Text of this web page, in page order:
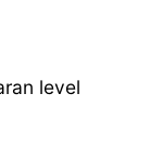
level